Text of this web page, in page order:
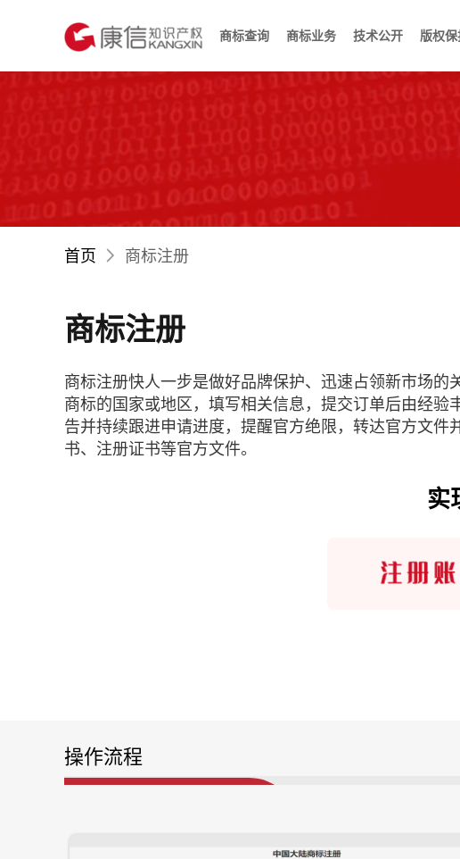
商标查询 商标业务 技术公开 版权保
首页 商标注册
商标注册
商标注册快人一步是做好品牌保护、迅速占领新市场
商标的国家或地区，填写相关信息，提交订单后由经
告并持续跟进申请进度，提醒官方绝限，转达官方文
书、注册证书等官方文件。
实
操作流程